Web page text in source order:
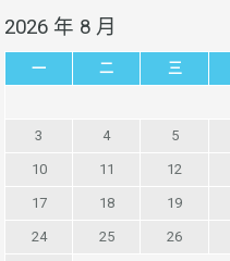
2026 年 8 月
一 二 三
3 4 5
10 11 12
17 18 19
24 25 26